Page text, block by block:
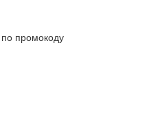
промокоду